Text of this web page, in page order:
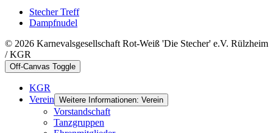
Stecher Treff
Dampfnudel
© 2026 Karnevalsgesellschaft Rot-Weiß 'Die Stecher' e.V. Rülzheim
/ KGR
Off-Canvas Toggle
KGR
Verein Weitere Informationen: Verein
Vorstandschaft
Tanzgruppen